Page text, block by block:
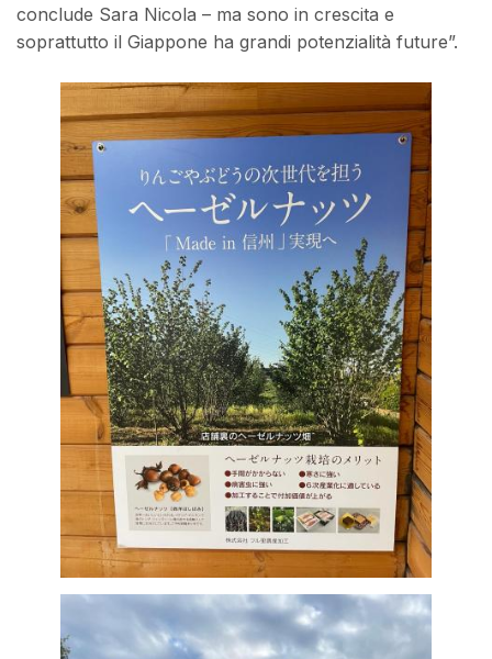
conclude Sara Nicola – ma sono in crescita e
soprattutto il Giappone ha grandi potenzialità future”.